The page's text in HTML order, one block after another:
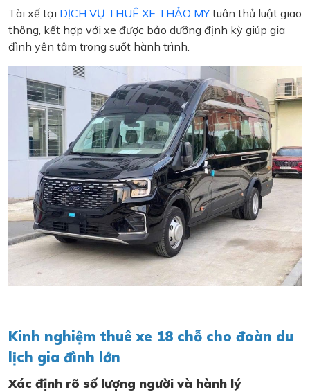
Tài xế tại DỊCH VỤ THUÊ XE THẢO MYtuân thủ luật giao
thông, kết hợp với xe được bảo dưỡng định kỳ giúp gia
đình yên tâm trong suốt hành trình.
Kinh nghiệm thuê xe 18 chỗ cho đoàn du
lịch gia đình lớn
Xác định rõ số lượng người và hành lý